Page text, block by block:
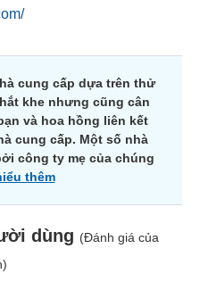
cung cấp dựa trên thử
khe nhưng cũng cân
và hoa hồng liên kết
cung cấp. Một số nhà
công ty mẹ của chúng
thêm
dùng (Đánh giá của